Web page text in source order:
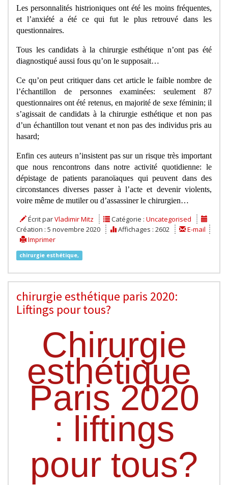
Les personnalités histrioniques ont été les moins fréquentes,
et l’anxiété a été ce qui fut le plus retrouvé dans les
questionnaires.
Tous les candidats à la chirurgie esthétique n’ont pas été
diagnostiqué aussi fous qu’on le supposait…
Ce qu’on peut critiquer dans cet article le faible nombre de
l’échantillon de personnes examinées: seulement 87
questionnaires ont été retenus, en majorité de sexe féminin; il
s’agissait de candidats à la chirurgie esthétique et non pas
d’un échantillon tout venant et non pas des individus pris au
hasard;
Enfin ces auteurs n’insistent pas sur un risque très important
que nous rencontrons dans notre activité quotidienne: le
dépistage de patients paranoïaques qui peuvent dans des
circonstances diverses passer à l’acte et devenir violents,
voire même de mutiler ou d’assassiner le chirurgien…
Écrit parVladimir Mitz Catégorie : Uncategorised
Création : 5 novembre 2020
Affichages : 2602
E-mail
Imprimer
chirurgie esthétique,
chirurgie esthétique paris 2020:
Liftings pour tous?
Chirurgie
esthétique
Paris 2020
: liftings
pour tous?